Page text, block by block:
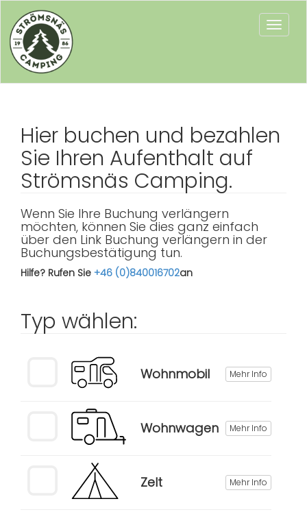
Toggle
Hier buchen und bezahlen
Sie Ihren Aufenthalt auf
Strömsnäs Camping.
Wenn Sie Ihre Buchung verlängern
möchten, können Sie dies ganz einfach
über den Link Buchung verlängern in der
Buchungsbestätigung tun.
Hilfe? Rufen Sie +46 (0)840016702an
Typ wählen:
Wohnmobil Mehr Info
Wohnwagen Mehr Info
Zelt Mehr Info